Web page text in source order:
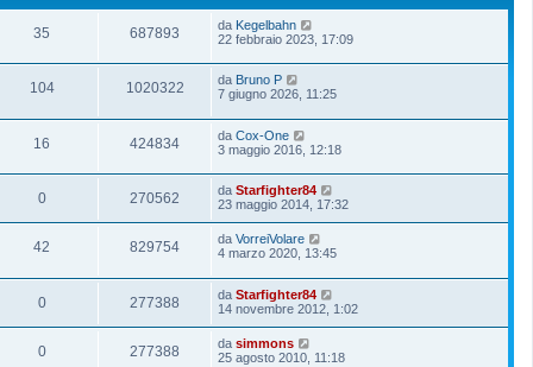
35 687893 da Kegelbahn
22 febbraio 2023, 17:09
104 1020322 da Bruno P
7 giugno 2026, 11:25
16 424834 da Cox-One
3 maggio 2016, 12:18
0 270562 da Starfighter84
23 maggio 2014, 17:32
42 829754 da VorreiVolare
4 marzo 2020, 13:45
0 277388 da Starfighter84
14 novembre 2012, 1:02
0 277388 da simmons
25 agosto 2010, 11:18